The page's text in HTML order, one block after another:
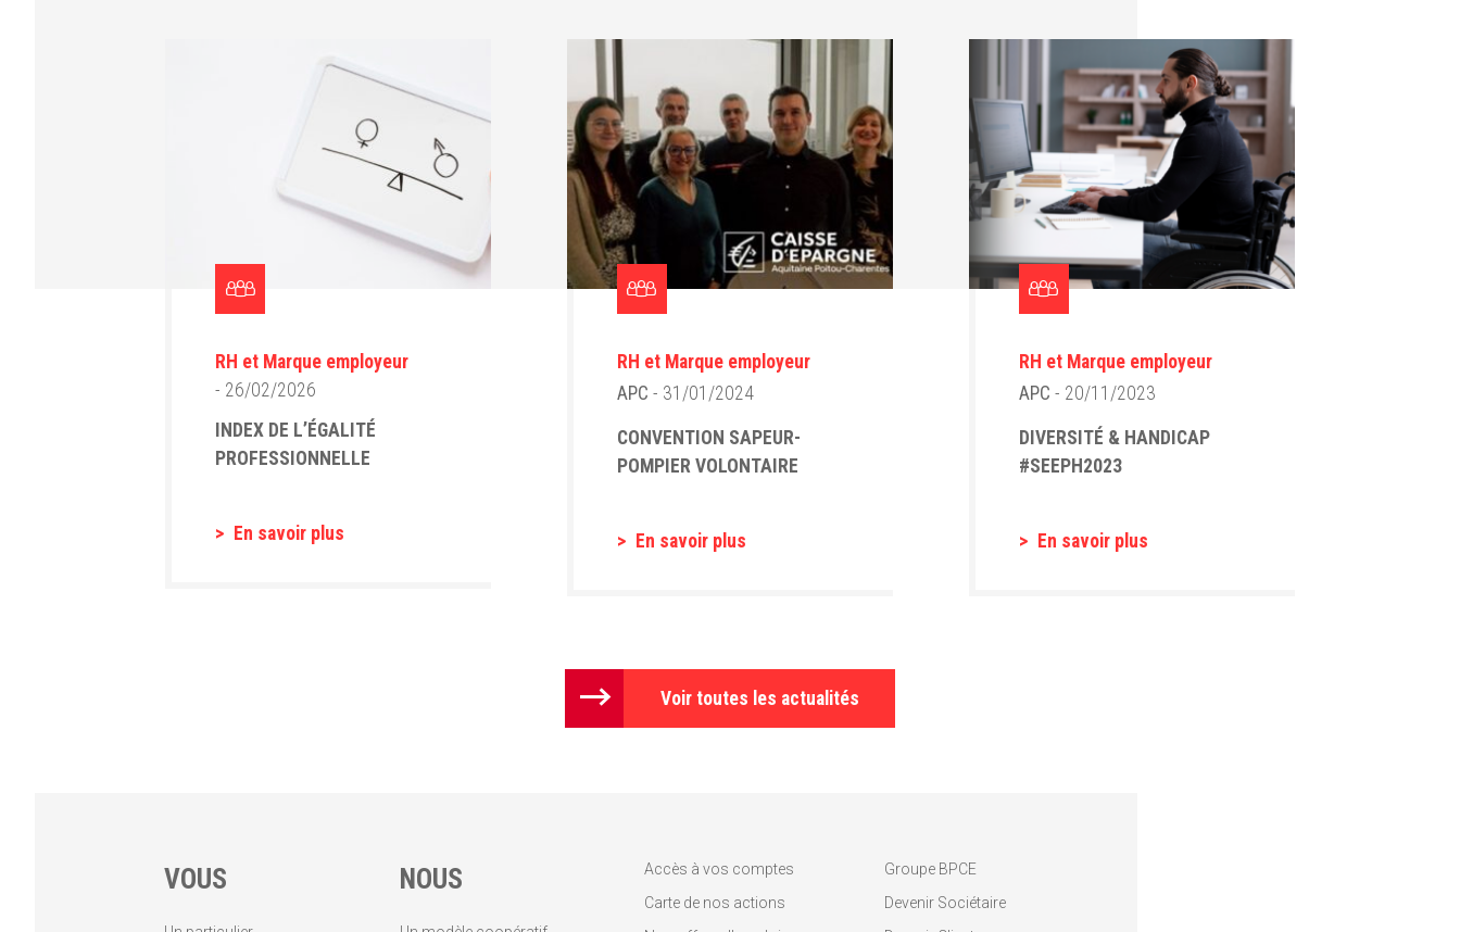
RH et Marque employeur
- 26/02/2026
INDEX DE L’ÉGALITÉ
PROFESSIONNELLE
En savoir plus
RH et Marque employeur
APC - 31/01/2024
CONVENTION SAPEUR-
POMPIER VOLONTAIRE
En savoir plus
RH et Marque employeur
APC - 20/11/2023
DIVERSITÉ & HANDICAP
#SEEPH2023
En savoir plus
Voir toutes les actualités
VOUS NOUS
Accès à vos comptes
Carte de nos actions
Groupe BPCE
Devenir Sociétaire